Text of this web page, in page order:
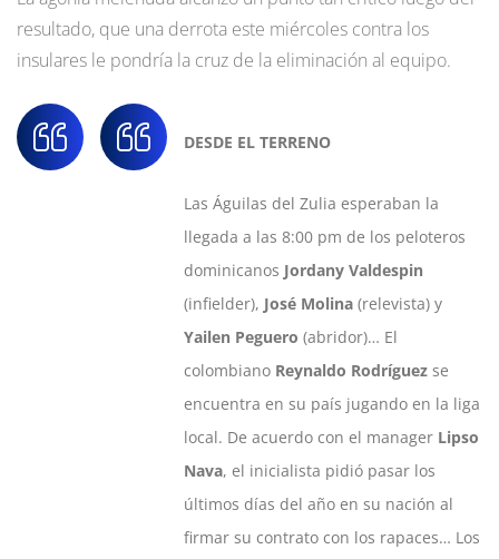
resultado, que una derrota este miércoles contra los
insulares le pondría la cruz de la eliminación al equipo.
DESDE EL TERRENO
Las Águilas del Zulia esperaban la
llegada a las 8:00 pm de los peloteros
dominicanos Jordany Valdespin
(infielder), José Molina (relevista) y
Yailen Peguero (abridor)… El
colombiano Reynaldo Rodríguez se
encuentra en su país jugando en la liga
local. De acuerdo con el manager Lipso
Nava, el inicialista pidió pasar los
últimos días del año en su nación al
firmar su contrato con los rapaces… Los